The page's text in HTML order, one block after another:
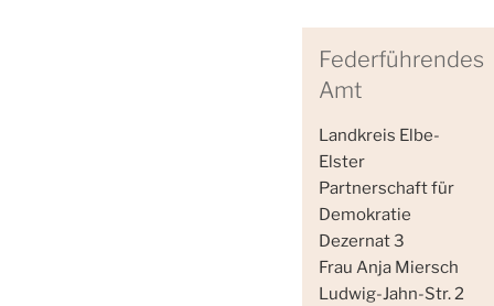
Federführendes
Amt
Landkreis Elbe-
Elster
Partnerschaft für
Demokratie
Dezernat 3
Frau Anja Miersch
Ludwig-Jahn-Str. 2